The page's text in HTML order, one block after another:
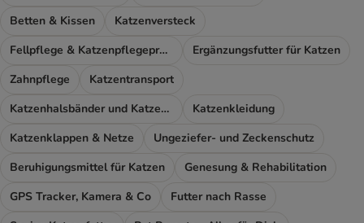
Betten & Kissen
Katzenversteck
Fellpflege & Katzenpflegeprodukte
Ergänzungsfutter für Katzen
Zahnpflege
Katzentransport
Katzenhalsbänder und Katzengeschirr
Katzenkleidung
Katzenklappen & Netze
Ungeziefer- und Zeckenschutz
Beruhigungsmittel für Katzen
Genesung & Rehabilitation
GPS Tracker, Kamera & Co
Futter nach Rasse